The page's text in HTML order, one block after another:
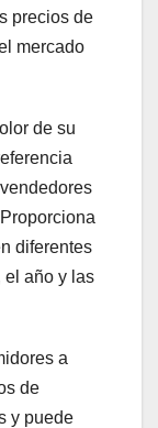
precios de
mercado
de su
diferentes
el año y las
a
de
y puede